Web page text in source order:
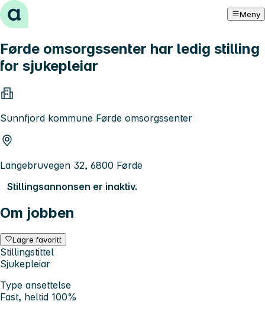
Hopp til innhold Meny
Førde omsorgssenter har ledig stilling
for sjukepleiar
Sunnfjord kommune Førde omsorgssenter
Langebruvegen 32, 6800 Førde
Stillingsannonsen er inaktiv.
Om jobben
Lagre favoritt
Stillingstittel
Sjukepleiar
Type ansettelse
Fast, heltid 100%